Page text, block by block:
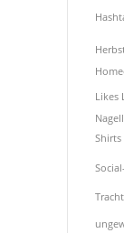
Likes
Shirts
Tracht